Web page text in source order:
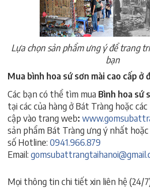
Lựa chọn sản phẩm ưng ý để trang
bạn
Mua bình hoa sứ sơn mài cao cấpở
Các bạn có thể tìm mua Bình hoa sứ
tại các của hàng ở Bát Tràng hoặc
cập vào trang web:
sản phẩm Bát Tràng ưng ý nhất
số Hotline: 0941.966.879
Email:
Mọi thông tin chi tiết xin liên hệ (24/